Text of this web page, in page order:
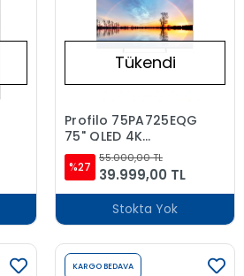
Tükendi
Profilo 75PA725EQG
75" QLED 4K
Android Smart LED
TV
%27
55.000,00 TL
39.999,00 TL
Stokta Yok
KARGO BEDAVA